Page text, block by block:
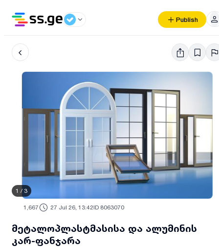
Publish
1 / 3
1,667 27 Jul 26, 13:42ID 8063070
მეტალოპლასტმასისა და ალუმინის
კარ-ფანჯარა